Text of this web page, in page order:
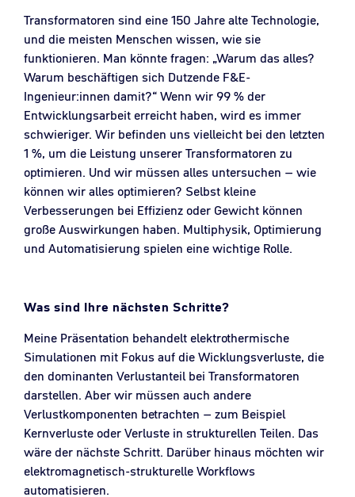
Transformatoren sind eine 150 Jahre alte Technologie,
und die meisten Menschen wissen, wie sie
funktionieren. Man könnte fragen: „Warum das alles?
Warum beschäftigen sich Dutzende F&E-
Ingenieur:innen damit?“ Wenn wir 99 % der
Entwicklungsarbeit erreicht haben, wird es immer
schwieriger. Wir befinden uns vielleicht bei den letzten
1 %, um die Leistung unserer Transformatoren zu
optimieren. Und wir müssen alles untersuchen – wie
können wir alles optimieren? Selbst kleine
Verbesserungen bei Effizienz oder Gewicht können
große Auswirkungen haben. Multiphysik, Optimierung
und Automatisierung spielen eine wichtige Rolle.
Was sind Ihre nächsten Schritte?
Meine Präsentation behandelt elektrothermische
Simulationen mit Fokus auf die Wicklungsverluste, die
den dominanten Verlustanteil bei Transformatoren
darstellen. Aber wir müssen auch andere
Verlustkomponenten betrachten – zum Beispiel
Kernverluste oder Verluste in strukturellen Teilen. Das
wäre der nächste Schritt. Darüber hinaus möchten wir
elektromagnetisch-strukturelle Workflows
automatisieren.